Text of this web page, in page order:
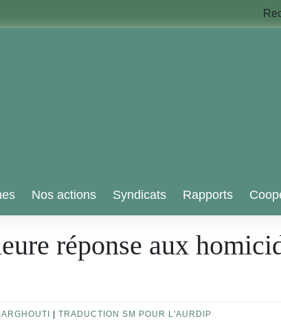
Nos actions Syndicats Rapports
réponse aux
TRADUCTION SM POUR L'AURDIP